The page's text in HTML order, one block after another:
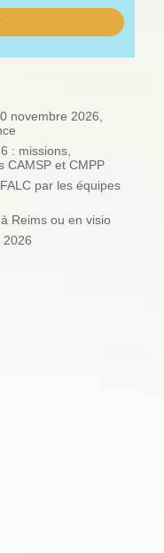
novembre 2026,
: missions,
CAMSP et CMPP
par les équipes
Reims ou en visio
2026